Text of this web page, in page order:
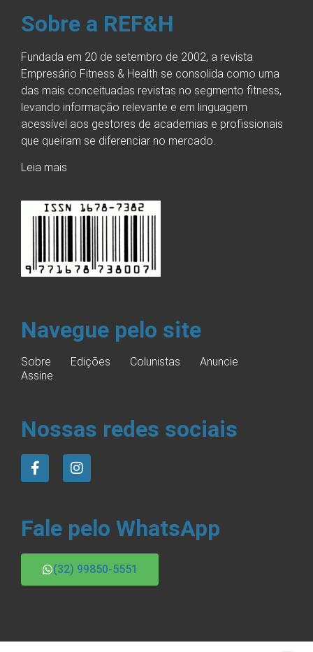
Sobre a REF&H
Fundada em 20 de setembro de 2002, a revista
Empresário Fitness & Health se consolida como uma
das mais conceituadas revistas no segmento fitness,
levando informação relevante e em linguagem
acessível aos gestores de academias e profissionais
que queiram se diferenciar no mercado.
Leia mais
Navegue pelo site
Sobre Edições Colunistas
Anuncie
Assine
Nossas redes sociais
Fale pelo WhatsApp
(32) 99850-5551